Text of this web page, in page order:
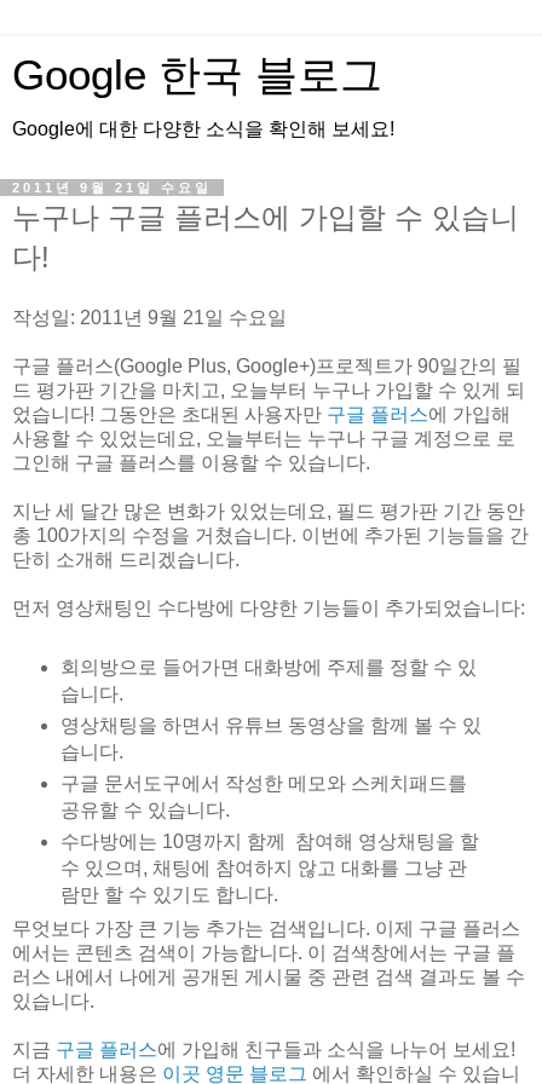
Google 한국 블로그
Google에 대한 다양한 소식을 확인해 보세요!
2011년 9월 21일 수요일
누구나 구글 플러스에 가입할 수 있습니
다!
작성일: 2011년 9월 21일 수요일
구글 플러스(Google Plus, Google+)프로젝트가 90일간의 필
드 평가판 기간을 마치고, 오늘부터 누구나 가입할 수 있게 되
었습니다! 그동안은 초대된 사용자만 구글 플러스에 가입해
사용할 수 있었는데요, 오늘부터는 누구나 구글 계정으로 로
그인해 구글 플러스를 이용할 수 있습니다.
지난 세 달간 많은 변화가 있었는데요, 필드 평가판 기간 동안
총 100가지의 수정을 거쳤습니다. 이번에 추가된 기능들을 간
단히 소개해 드리겠습니다.
먼저 영상채팅인 수다방에 다양한 기능들이 추가되었습니다:
회의방으로 들어가면 대화방에 주제를 정할 수 있
습니다.
영상채팅을 하면서 유튜브 동영상을 함께 볼 수 있
습니다.
구글 문서도구에서 작성한 메모와 스케치패드를
공유할 수 있습니다.
수다방에는 10명까지 함께 참여해 영상채팅을 할
수 있으며, 채팅에 참여하지 않고 대화를 그냥 관
람만 할 수 있기도 합니다.
무엇보다 가장 큰 기능 추가는 검색입니다. 이제 구글 플러스
에서는 콘텐츠 검색이 가능합니다. 이 검색창에서는 구글 플
러스 내에서 나에게 공개된 게시물 중 관련 검색 결과도 볼 수
있습니다.
지금 구글 플러스에 가입해 친구들과 소식을 나누어 보세요!
더 자세한 내용은 이곳 영문 블로그 에서 확인하실 수 있습니